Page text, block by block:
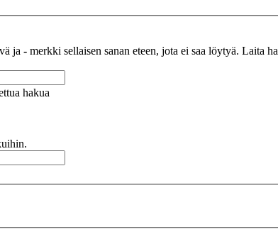
ja - merkki sellaisen sanan eteen, jota ei saa löytyä. Laita
hakua